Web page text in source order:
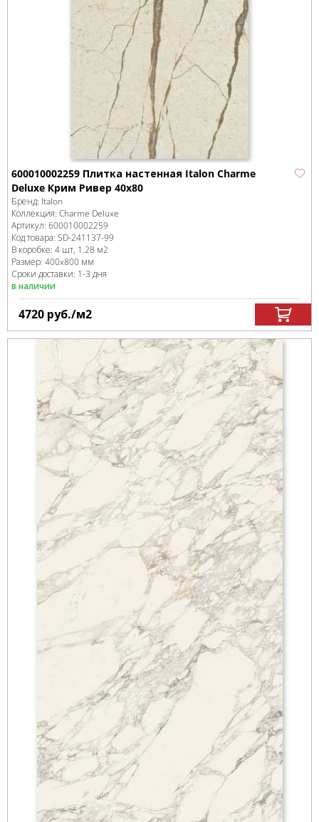
600010002259 Плитка настенная Italon Charme
Deluxe Крим Ривер 40x80
Бренд: Italon
Коллекция: Charme Deluxe
Артикул: 600010002259
Код товара: SD-241137-99
В коробке: 4 шт, 1.28 м2
Размер: 400x800 мм
Сроки доставки: 1-3 дня
в наличии
4720 руб./м2